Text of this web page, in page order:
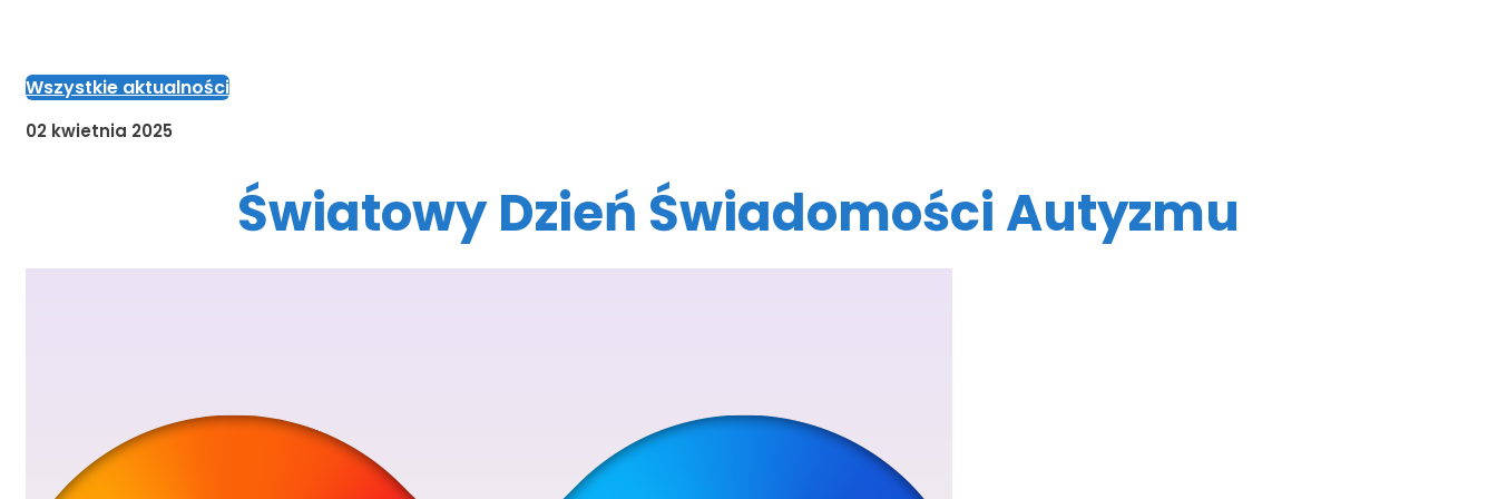
Wszystkie aktualności
02 kwietnia 2025
Światowy Dzień Świadomości Autyzmu